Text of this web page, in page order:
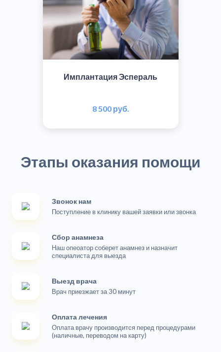
Имплантация Эспераль
8 500 руб.
Этапы оказания помощи
Звонок нам
Поступление в клинику вашей заявки или звонка
Сбор анамнеза
Наш опеоатор соберет анамнез и назначит
специалиста для выезда
Выезд врача
Врач приезжает за 30 минут
Оплата лечения
Оплата врачу производится перед процедурами
(наличные, переводом на карту)